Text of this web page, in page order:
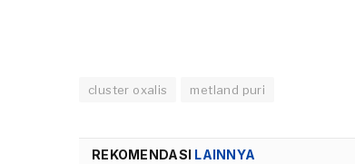
cluster oxalis metland puri
REKOMENDASI LAINNYA